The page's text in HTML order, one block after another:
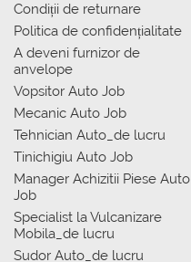
Condiții de returnare
Politica de confidențialitate
A deveni furnizor de
anvelope
Vopsitor Auto Job
Mecanic Auto Job
Tehnician Auto_de lucru
Tinichigiu Auto Job
Manager Achizitii Piese Auto
Job
Specialist la Vulcanizare
Mobila_de lucru
Sudor Auto_de lucru